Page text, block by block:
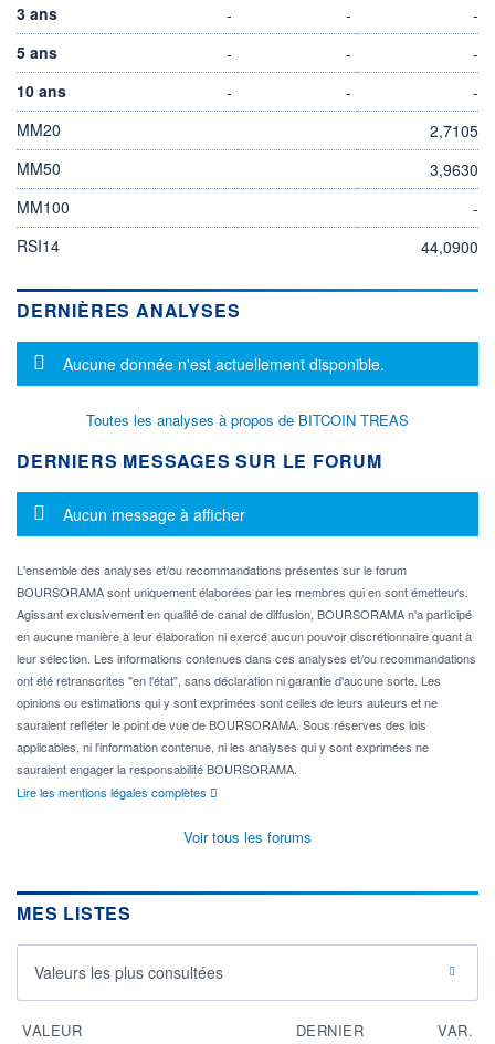
3 ans
- -
-
5 ans
- -
-
10 ans
- -
-
MM20
2,7105
MM50
3,9630
MM100
-
RSI14
44,0900
DERNIÈRES ANALYSES
Message d'information
Aucune donnée n'est actuellement disponible.
Toutes les analyses à propos de BITCOIN TREAS
DERNIERS MESSAGES SUR LE FORUM
Message d'information
Aucun message à afficher
L'ensemble des analyses et/ou recommandations présentes sur le forum
BOURSORAMA sont uniquement élaborées par les membres qui en sont émetteurs.
Agissant exclusivement en qualité de canal de diffusion, BOURSORAMA n'a participé
en aucune manière à leur élaboration ni exercé aucun pouvoir discrétionnaire quant à
leur sélection. Les informations contenues dans ces analyses et/ou recommandations
ont été retranscrites "en l'état", sans déclaration ni garantie d'aucune sorte. Les
opinions ou estimations qui y sont exprimées sont celles de leurs auteurs et ne
sauraient refléter le point de vue de BOURSORAMA. Sous réserves des lois
applicables, ni l'information contenue, ni les analyses qui y sont exprimées ne
sauraient engager la responsabilité BOURSORAMA.
Lire les mentions légales complètes
Voir tous les forums
MES LISTES
Valeurs les plus consultées
VALEUR DERNIER VAR.